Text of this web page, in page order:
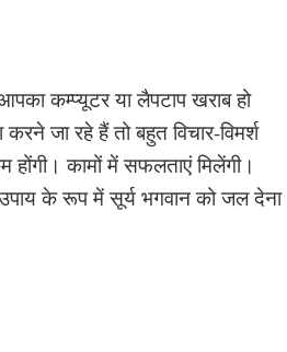
कम्प्यूटर या लैपटाप खराब हो
जा रहे हैं तो बहुत विचार-विमर्श
कामों में सफलताएं मिलेंगी।
के रूप में सूर्य भगवान को जल देना